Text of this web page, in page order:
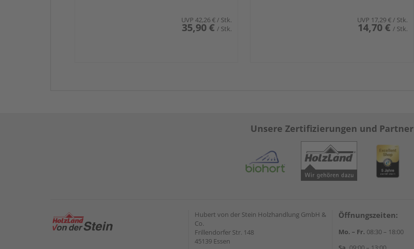
UVP 42,26 €/ Stk.
35,90 € / Stk.
UVP 17,29 €/ Stk.
14,70 € / Stk.
Unsere Zertifizierungen und Partner
Hubert von der Stein Holzhandlung GmbH &
Co.
Frillendorfer Str. 148
45139 Essen
Öffnungszeiten:
Mo. – Fr. 08:30 – 18:00